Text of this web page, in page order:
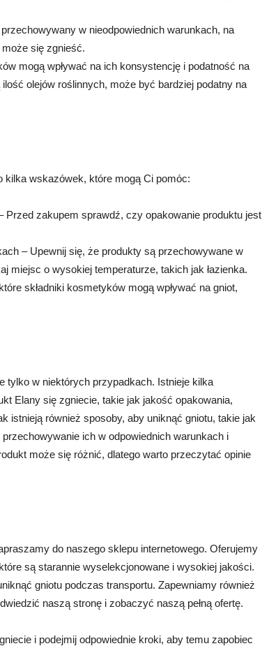
w nieodpowiednich warunkach, na
się zgnieść.
mogą wpływać na ich konsystencję i podatność na
olejów roślinnych, może być bardziej podatny na
kilka wskazówek, które mogą Ci pomóc:
zakupem sprawdź, czy opakowanie produktu jest
– Upewnij się, że produkty są przechowywane w
miejsc o wysokiej temperaturze, takich jak łazienka.
składniki kosmetyków mogą wpływać na gniot,
tylko w niektórych przypadkach. Istnieje kilka
Elany się zgniecie, takie jak jakość opakowania,
istnieją również sposoby, aby uniknąć gniotu, takie jak
ich w odpowiednich warunkach i
może się różnić, dlatego warto przeczytać opinie
do naszego sklepu internetowego. Oferujemy
są starannie wyselekcjonowane i wysokiej jakości.
gniotu podczas transportu. Zapewniamy również
naszą stronę i zobaczyć naszą pełną ofertę.
i podejmij odpowiednie kroki, aby temu zapobiec